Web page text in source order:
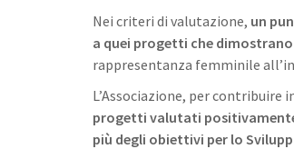
Nei criteri di valutazione, un
a quei progetti che
rappresentanza femminile
L’Associazione, per contribuire
progetti valutati
più degli obiettivi per lo